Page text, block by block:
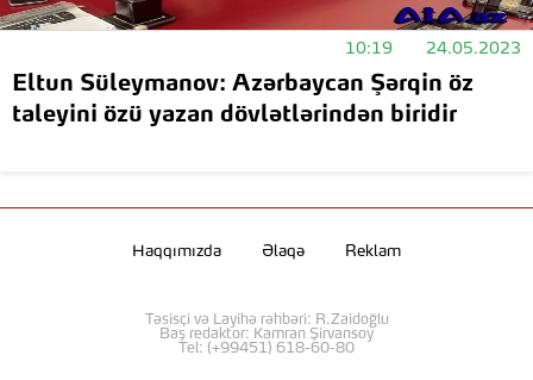
10:19 24.05.2023
Eltun Süleymanov: Azərbaycan Şərqin öz
taleyini özü yazan dövlətlərindən biridir
Haqqımızda Əlaqə Reklam
Təsisçi və Layihə rəhbəri: R.Zaidoğlu
Baş redaktor: Kamran Şirvansoy
Tel: (+99451) 618-60-80